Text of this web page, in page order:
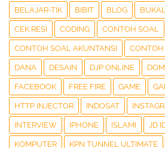
BELAJAR-TIK BIBIT BLOG
CEK RESI CODING CONTOH SOAL
CONTOH SOAL AKUNTANSI CONTOH
DANA DESAIN DJP ONLINE
FACEBOOK FREE FIRE GAME
HTTP INJECTOR INDOSAT
INTERVIEW IPHONE ISLAMI JD
KOMPUTER KPN TUNNEL ULTIMATE